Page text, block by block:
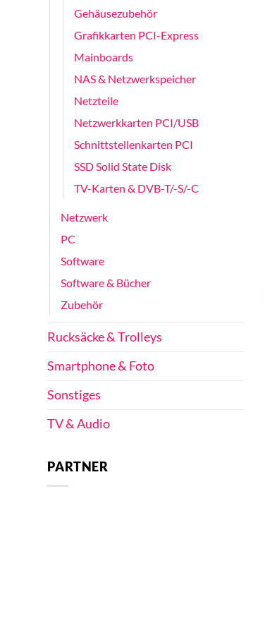
Gehäusezubehör
Grafikkarten PCI-Express
Mainboards
NAS & Netzwerkspeicher
Netzteile
Netzwerkkarten PCI/USB
Schnittstellenkarten PCI
SSD Solid State Disk
TV-Karten & DVB-T/-S/-C
Netzwerk
PC
Software
Software & Bücher
Zubehör
Rucksäcke & Trolleys
Smartphone & Foto
Sonstiges
TV & Audio
PARTNER